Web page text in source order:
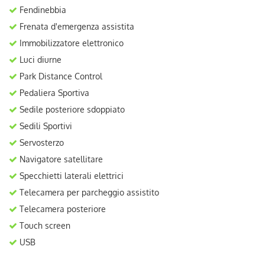
Fendinebbia
Frenata d'emergenza assistita
Immobilizzatore elettronico
Luci diurne
Park Distance Control
Pedaliera Sportiva
Sedile posteriore sdoppiato
Sedili Sportivi
Servosterzo
Navigatore satellitare
Specchietti laterali elettrici
Telecamera per parcheggio assistito
Telecamera posteriore
Touch screen
USB